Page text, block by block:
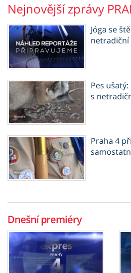
Nejnovější zprávy
Jóga se
Pes
s
Praha 4
Dnešní premiéry